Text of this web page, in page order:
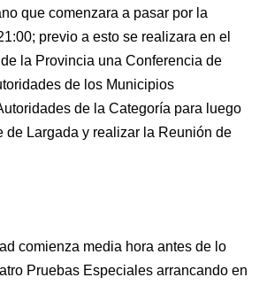
que comenzara a pasar por la
previo a esto se realizara en el
la Provincia una Conferencia de
de los Municipios
de la Categoría para luego
de Largada y realizar la Reunión de
comienza media hora antes de lo
Pruebas Especiales arrancando en